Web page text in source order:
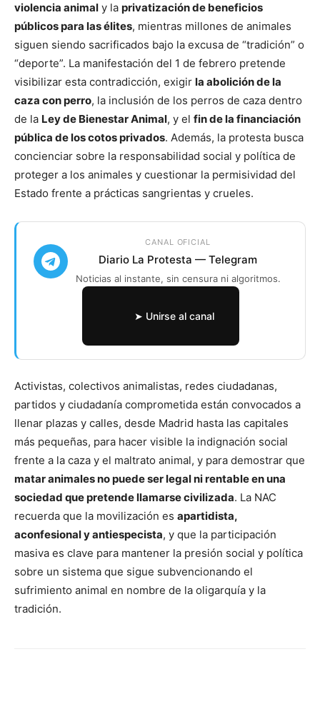
violencia animal y la privatización de beneficios
públicos para las élites, mientras millones de animales
siguen siendo sacrificados bajo la excusa de “tradición” o
“deporte”. La manifestación del 1 de febrero pretende
visibilizar esta contradicción, exigir la abolición de la
caza con perro, la inclusión de los perros de caza dentro
de la Ley de Bienestar Animal, y el fin de la financiación
pública de los cotos privados. Además, la protesta busca
concienciar sobre la responsabilidad social y política de
proteger a los animales y cuestionar la permisividad del
Estado frente a prácticas sangrientas y crueles.
CANAL OFICIAL
Diario La Protesta — Telegram
Noticias al instante, sin censura ni algoritmos.
➤ Unirse al canal
Activistas, colectivos animalistas, redes ciudadanas,
partidos y ciudadanía comprometida están convocados a
llenar plazas y calles, desde Madrid hasta las capitales
más pequeñas, para hacer visible la indignación social
frente a la caza y el maltrato animal, y para demostrar que
matar animales no puede ser legal ni rentable en una
sociedad que pretende llamarse civilizada. La NAC
recuerda que la movilización es apartidista,
aconfesional y antiespecista, y que la participación
masiva es clave para mantener la presión social y política
sobre un sistema que sigue subvencionando el
sufrimiento animal en nombre de la oligarquía y la
tradición.